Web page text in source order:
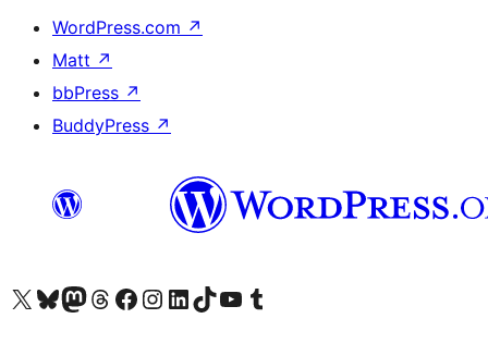
WordPress.com ↗
Matt ↗
bbPress ↗
BuddyPress ↗
Truy cập tài khoản X (trước đây là Twitter) của chúng tôiVisit our Bluesky account
Visit our Mastodon account
Visit our Threads account
Xem trang Facebook của chúng tôiTruy cập tài khoản Instagram của chúng tôiTruy cập tài khoản LinkedIn của chúng tôiVisit our TikTok account
Truy cập kênh YouTube của chúng tôi Visit our Tumblr account